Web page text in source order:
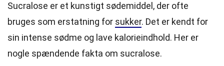
Sucralose er et kunstigt sødemiddel, der ofte
bruges som erstatning for sukker. Det er kendt for
sin intense sødme og lave kalorieindhold. Her er
nogle spændende fakta om sucralose.